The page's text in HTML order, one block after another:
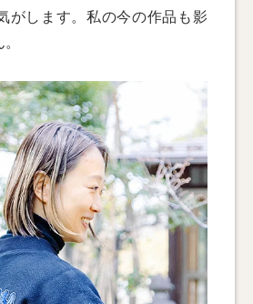
がします。私の今の作品も影